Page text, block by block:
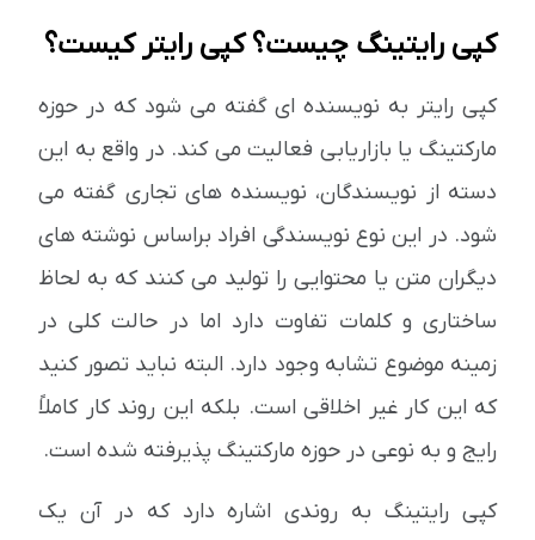
کپی رایتینگ چیست؟ کپی رایتر کیست؟
کپی رایتر به نویسنده ای گفته می شود که در حوزه
مارکتینگ یا بازاریابی فعالیت می کند. در واقع به این
دسته از نویسندگان، نویسنده های تجاری گفته می
شود. در این نوع نویسندگی افراد براساس نوشته های
دیگران متن یا محتوایی را تولید می کنند که به لحاظ
ساختاری و کلمات تفاوت دارد اما در حالت کلی در
زمینه موضوع تشابه وجود دارد. البته نباید تصور کنید
که این کار غیر اخلاقی است. بلکه این روند کار کاملاً
رایج و به نوعی در حوزه مارکتینگ پذیرفته شده است.
کپی رایتینگ به روندی اشاره دارد که در آن یک